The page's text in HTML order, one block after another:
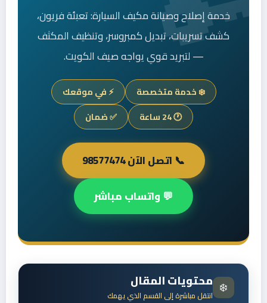
خدمة إصلاح وصيانة مكيف السيارة: تعبئة فريون،
كشف تسريبات، تبديل كمبروسر، وتنظيف المكثف
— لتبريد قوي يواجه صيف الكويت.
❄️ خدمة متخصصة
⚡ في موقعك
🕐 24 ساعة
✅ ضمان
📞 اتصل الآن 98577474
💬 واتساب مباشر
❄️ محتويات المقال
انتقل مباشرة إلى القسم الذي يهمك